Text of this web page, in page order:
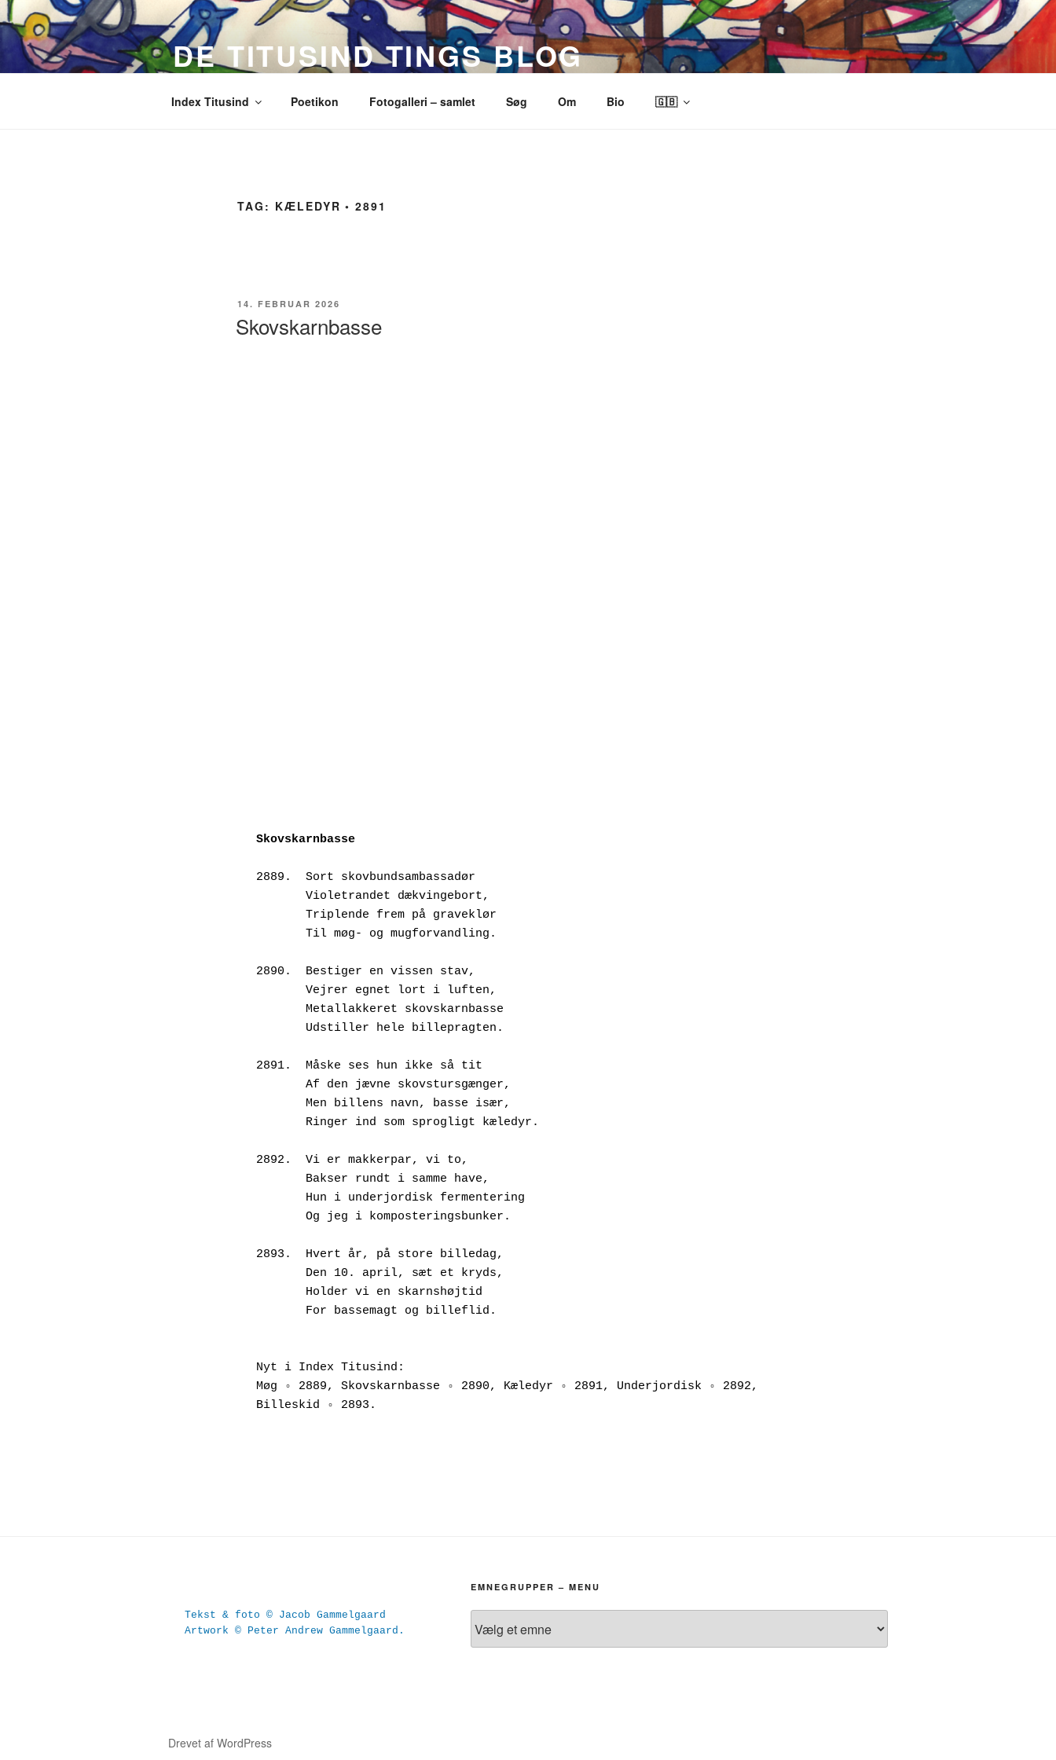
Videre
til
indhold
DE TITUSIND TINGS BLOG
Index Titusind Poetikon Fotogalleri – samlet Søg Om Bio 🇬🇧
TAG: KÆLEDYR ◦ 2891
UDGIVET
14. FEBRUAR 2026
Skovskarnbasse
Skovskarnbasse
2889.  Sort skovbundsambassadør
       Violetrandet dækvingebort,
       Triplende frem på graveklør
       Til møg- og mugforvandling.
2890.  Bestiger en vissen stav,
       Vejrer egnet lort i luften,
       Metallakkeret skovskarnbasse
       Udstiller hele billepragten.
2891.  Måske ses hun ikke så tit
       Af den jævne skovstursgænger,
       Men billens navn, basse især,
       Ringer ind som sprogligt kæledyr.
2892.  Vi er makkerpar, vi to,
       Bakser rundt i samme have,
       Hun i underjordisk fermentering
       Og jeg i komposteringsbunker.
2893.  Hvert år, på store billedag,
       Den 10. april, sæt et kryds,
       Holder vi en skarnshøjtid
       For bassemagt og billeflid.
Nyt i Index Titusind:
Møg ◦ 2889, Skovskarnbasse ◦ 2890, Kæledyr ◦ 2891, Underjordisk ◦ 2892,
Billeskid ◦ 2893.
Tekst & foto © Jacob Gammelgaard
Artwork © Peter Andrew Gammelgaard.
EMNEGRUPPER – MENU
Drevet af WordPress